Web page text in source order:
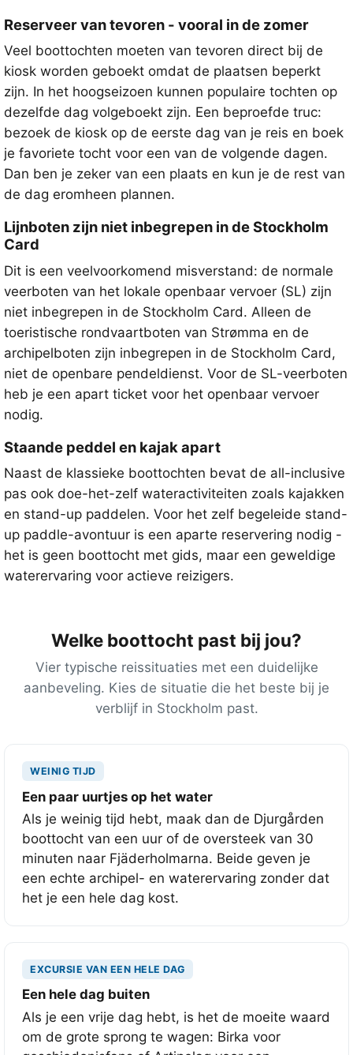
Reserveer van tevoren - vooral in de zomer
Veel boottochten moeten van tevoren direct bij de
kiosk worden geboekt omdat de plaatsen beperkt
zijn. In het hoogseizoen kunnen populaire tochten op
dezelfde dag volgeboekt zijn. Een beproefde truc:
bezoek de kiosk op de eerste dag van je reis en boek
je favoriete tocht voor een van de volgende dagen.
Dan ben je zeker van een plaats en kun je de rest van
de dag eromheen plannen.
Lijnboten zijn niet inbegrepen in de Stockholm
Card
Dit is een veelvoorkomend misverstand: de normale
veerboten van het lokale openbaar vervoer (SL) zijn
niet inbegrepen in de Stockholm Card. Alleen de
toeristische rondvaartboten van Strømma en de
archipelboten zijn inbegrepen in de Stockholm Card,
niet de openbare pendeldienst. Voor de SL-veerboten
heb je een apart ticket voor het openbaar vervoer
nodig.
Staande peddel en kajak apart
Naast de klassieke boottochten bevat de all-inclusive
pas ook doe-het-zelf wateractiviteiten zoals kajakken
en stand-up paddelen. Voor het zelf begeleide stand-
up paddle-avontuur is een aparte reservering nodig -
het is geen boottocht met gids, maar een geweldige
waterervaring voor actieve reizigers.
Welke boottocht past bij jou?
Vier typische reissituaties met een duidelijke
aanbeveling. Kies de situatie die het beste bij je
verblijf in Stockholm past.
WEINIG TIJD
Een paar uurtjes op het water
Als je weinig tijd hebt, maak dan de Djurgården
boottocht van een uur of de oversteek van 30
minuten naar Fjäderholmarna. Beide geven je
een echte archipel- en waterervaring zonder dat
het je een hele dag kost.
EXCURSIE VAN EEN HELE DAG
Een hele dag buiten
Als je een vrije dag hebt, is het de moeite waard
om de grote sprong te wagen: Birka voor